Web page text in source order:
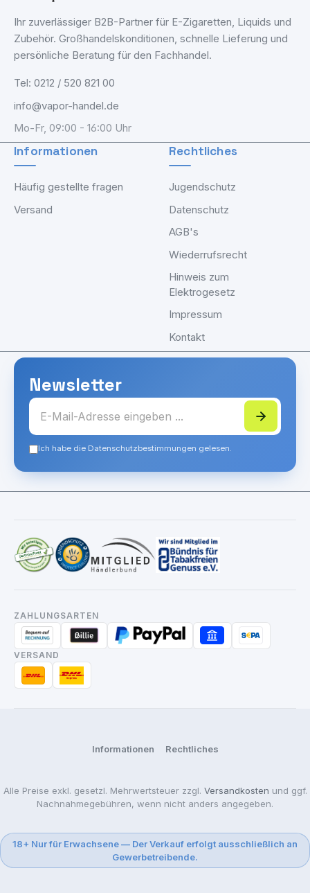
Ihr zuverlässiger B2B-Partner für E-Zigaretten, Liquids und
Zubehör. Großhandelskonditionen, schnelle Lieferung und
persönliche Beratung für den Fachhandel.
Tel: 0212 / 520 821 00
info@vapor-handel.de
Mo-Fr, 09:00 - 16:00 Uhr
Informationen
Häufig gestellte fragen
Versand
Rechtliches
Jugendschutz
Datenschutz
AGB's
Wiederrufsrecht
Hinweis zum
Elektrogesetz
Impressum
Kontakt
Newsletter
Ich habe die Datenschutzbestimmungen gelesen.
ZAHLUNGSARTEN
VERSAND
Informationen Rechtliches
Alle Preise exkl. gesetzl. Mehrwertsteuer zzgl. Versandkosten und ggf.
Nachnahmegebühren, wenn nicht anders angegeben.
18+ Nur für Erwachsene — Der Verkauf erfolgt ausschließlich an
Gewerbetreibende.